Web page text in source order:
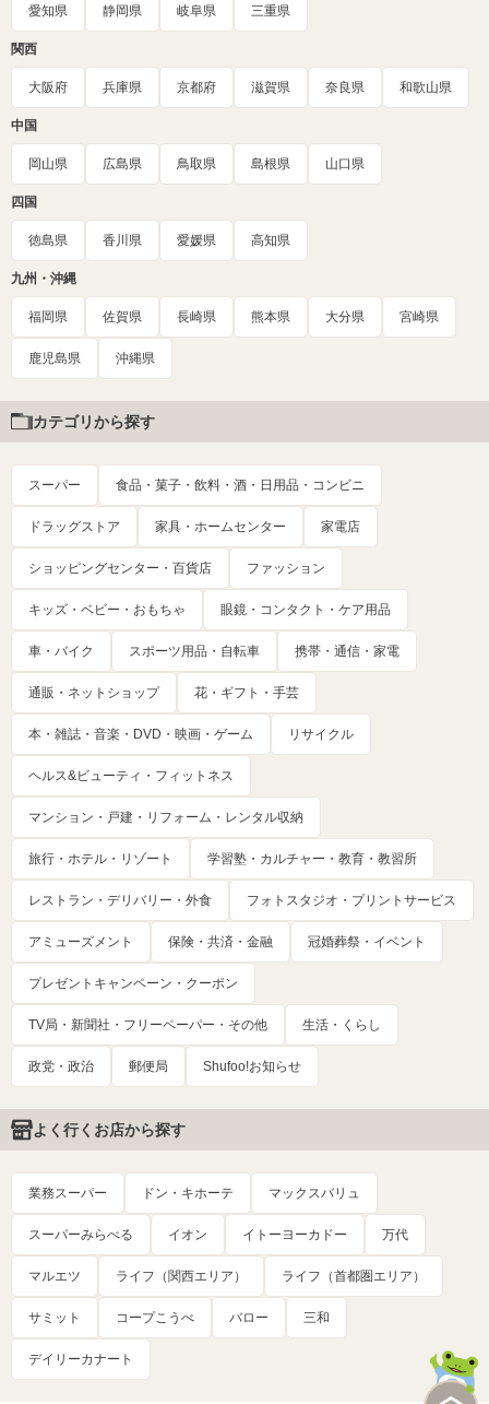
愛知県 静岡県 岐阜県 三重県
関西
大阪府 兵庫県 京都府 滋賀県 奈良県 和歌山県
中国
岡山県 広島県 鳥取県 島根県 山口県
四国
徳島県 香川県 愛媛県 高知県
九州・沖縄
福岡県 佐賀県 長崎県 熊本県 大分県 宮崎県
鹿児島県 沖縄県
カテゴリから探す
スーパー 食品・菓子・飲料・酒・日用品・コンビニ
ドラッグストア 家具・ホームセンター 家電店
ショッピングセンター・百貨店 ファッション
キッズ・ベビー・おもちゃ 眼鏡・コンタクト・ケア用品
車・バイク スポーツ用品・自転車 携帯・通信・家電
通販・ネットショップ 花・ギフト・手芸
本・雑誌・音楽・DVD・映画・ゲーム リサイクル
ヘルス&ビューティ・フィットネス
マンション・戸建・リフォーム・レンタル収納
旅行・ホテル・リゾート 学習塾・カルチャー・教育・教習所
レストラン・デリバリー・外食 フォトスタジオ・プリントサービス
アミューズメント 保険・共済・金融 冠婚葬祭・イベント
プレゼントキャンペーン・クーポン
TV局・新聞社・フリーペーパー・その他 生活・くらし
政党・政治 郵便局 Shufoo!お知らせ
よく行くお店から探す
業務スーパー ドン・キホーテ マックスバリュ
スーパーみらべる イオン イトーヨーカドー 万代
マルエツ ライフ（関西エリア） ライフ（首都圏エリア）
サミット コープこうべ バロー 三和
デイリーカナート